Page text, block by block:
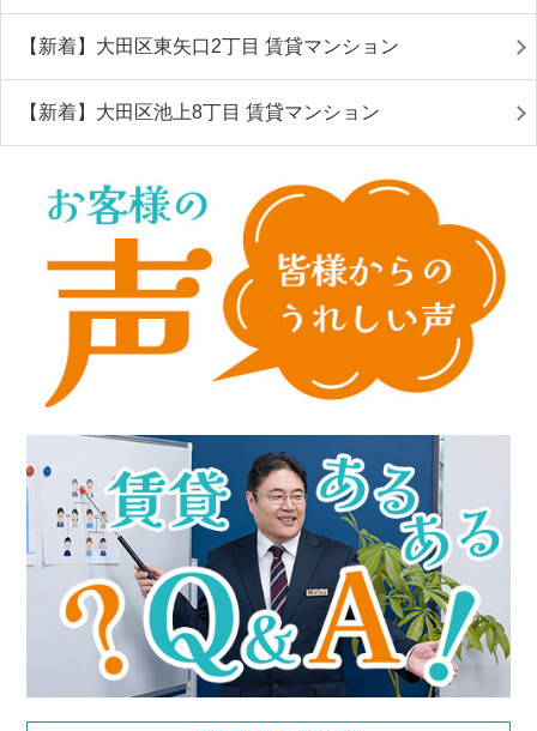
【新着】大田区東矢口2丁目 賃貸マンション
【新着】大田区池上8丁目 賃貸マンション